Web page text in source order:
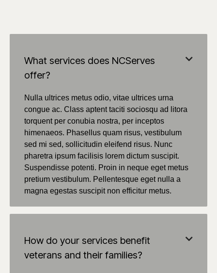
What services does NCServes
offer?

Nulla ultrices metus odio, vitae ultrices urna
congue ac. Class aptent taciti sociosqu ad litora
torquent per conubia nostra, per inceptos
himenaeos. Phasellus quam risus, vestibulum
sed mi sed, sollicitudin eleifend risus. Nunc
pharetra ipsum facilisis lorem dictum suscipit.
Suspendisse potenti. Proin in neque eget metus
pretium vestibulum. Pellentesque eget nulla a
magna egestas suscipit non efficitur metus.
How do your services benefit
veterans and their families?
